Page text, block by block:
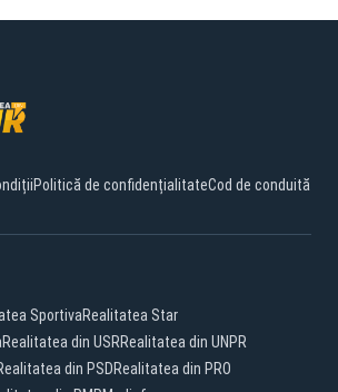
Politică de confidențialitateCod de conduită
SportivaRealitatea Star
Realitatea din USRRealitatea din UNPR
din PSDRealitatea din PRO